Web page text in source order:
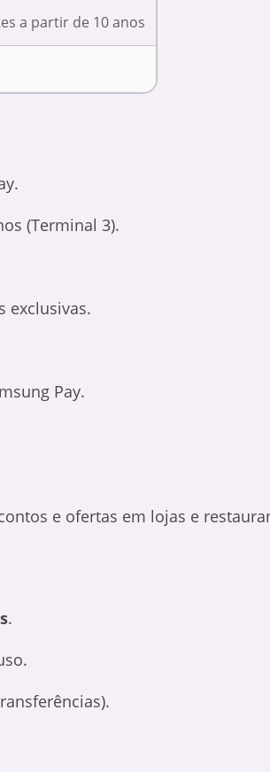
a partir de 10 anos
(Terminal 3).
exclusivas.
Pay.
e ofertas em lojas e
.